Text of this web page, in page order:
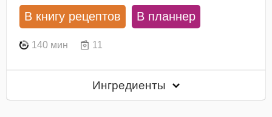
В книгу рецептов В планнер
140 мин 11
Ингредиенты